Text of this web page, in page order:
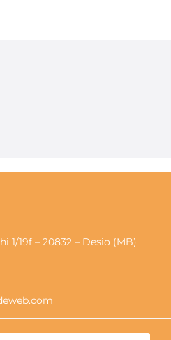
1/19f – 20832 – Desio (MB)